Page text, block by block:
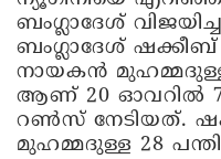
ബംഗ്ലാദേശ്
ബംഗ്ലാദേശ്
നായകൻ
ആണ് 20 ഓവറിൽ 7
റൺസ് നേടിയത്.
മുഹമ്മദുള്ള 28